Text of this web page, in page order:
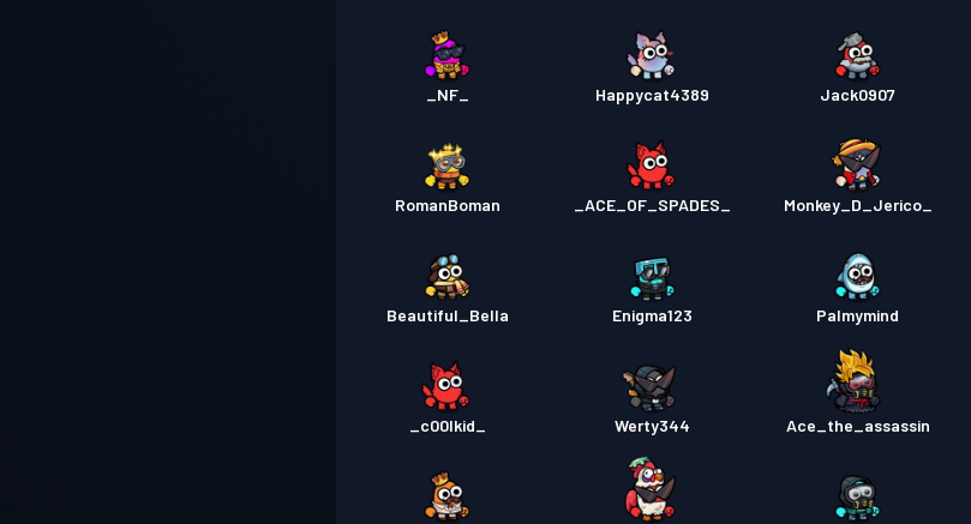
_NF_ Happycat4389 Jack0907
RomanBoman _ACE_OF_SPADES_ Monkey_D_Jerico_
Beautiful_Bella Enigma123 Palmymind
_c00lkid_ Werty344 Ace_the_assassin